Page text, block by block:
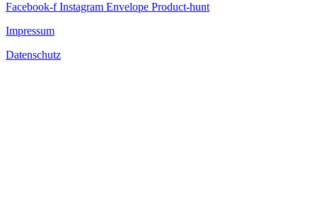
Facebook-f Instagram Envelope Product-hunt
Impressum
Datenschutz